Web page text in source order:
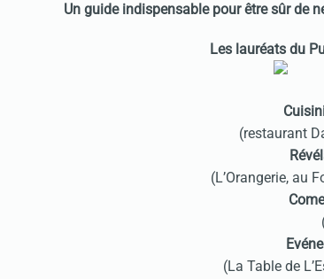
Un guide indispensable pour être sûr de
Les lauréats du
(restaurant
(L’Orangerie, au
(La Table de